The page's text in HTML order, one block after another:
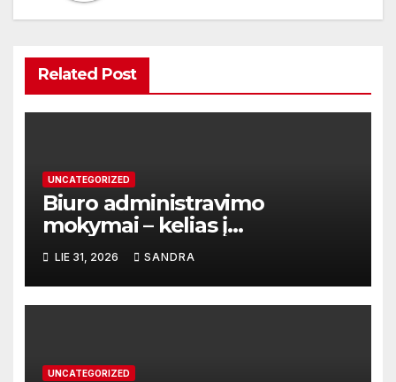
Related Post
UNCATEGORIZED
Biuro administravimo
mokymai – kelias į
profesionalų ir efektyvų
darbą
LIE 31, 2026 SANDRA
UNCATEGORIZED